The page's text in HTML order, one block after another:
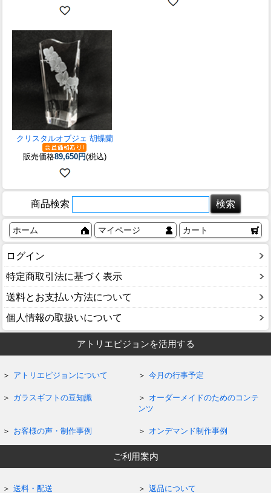
クリスタルオブジェ 胡蝶蘭
販売価格89,650円(税込)
商品検索
ホーム マイページ カート
ログイン
特定商取引法に基づく表示
送料とお支払い方法について
個人情報の取扱いについて
アトリエピジョンを活用する
アトリエピジョンについて 今月の行事予定
ガラスギフトの豆知識
オーダーメイドのためのコンテ
ンツ
お客様の声・制作事例 オンデマンド制作事例
ご利用案内
送料・配送 返品について